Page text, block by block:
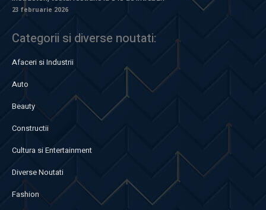
23 februarie 2026
Categorii si diverse noutati:
Afaceri si Industrii
Auto
Beauty
Constructii
Cultura si Entertainment
Diverse Noutati
Fashion